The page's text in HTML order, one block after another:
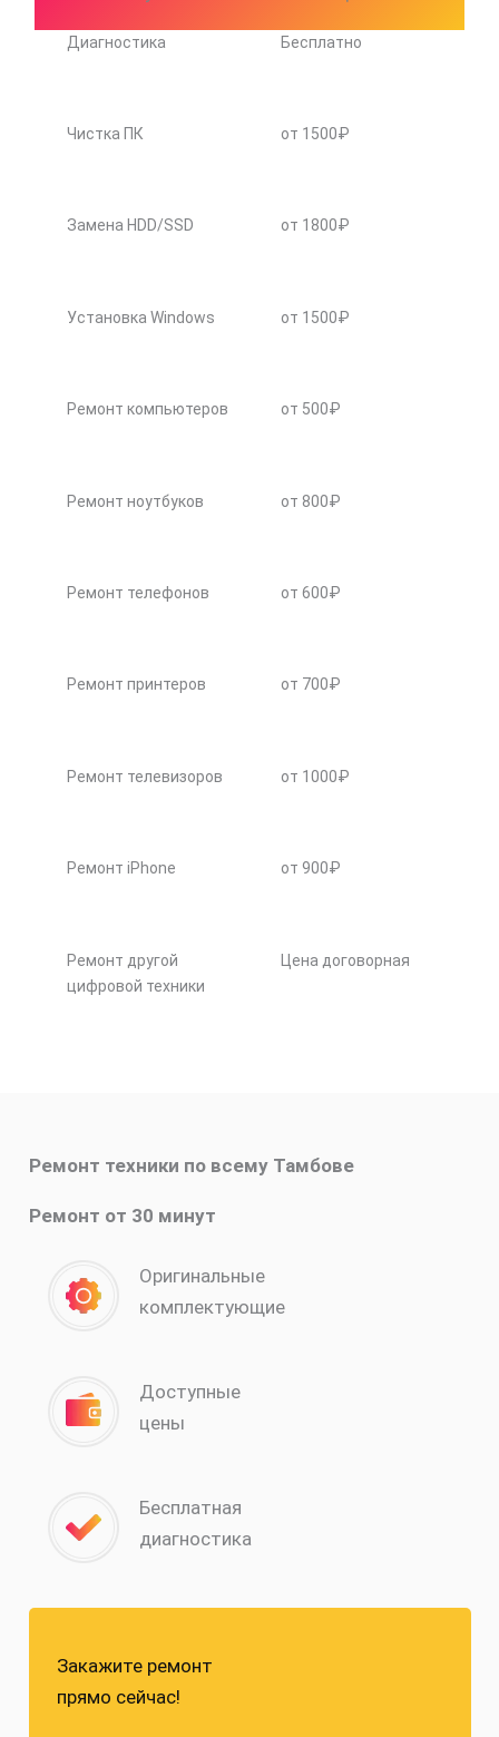
Диагностика Бесплатно
Чистка ПК от 1500₽
Замена HDD/SSD от 1800₽
Установка Windows от 1500₽
Ремонт компьютеров от 500₽
Ремонт ноутбуков от 800₽
Ремонт телефонов от 600₽
Ремонт принтеров от 700₽
Ремонт телевизоров от 1000₽
Ремонт iPhone от 900₽
Ремонт другой
цифровой техники
Цена договорная
Ремонт техники по всему Тамбове
Ремонт от 30 минут
Оригинальные
комплектующие
Доступные
цены
Бесплатная
диагностика
Закажите ремонт
прямо сейчас!